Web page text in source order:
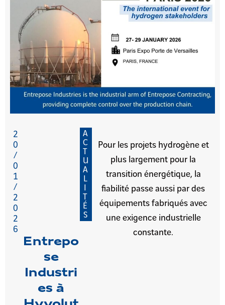
2
0
/
0
1
/
2
0
2
6
Entrepo
se
Industri
es à
A
C
T
U
A
L
T
É
S
Pour les projets hydrogène et
plus largement pour la
transition énergétique, la
fiabilité passe aussi par des
équipements fabriqués avec
une exigence industrielle
constante.